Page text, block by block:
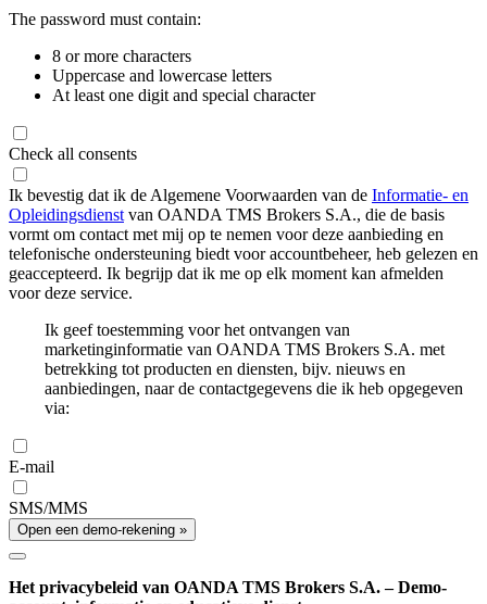
The password must contain:
8 or more characters
Uppercase and lowercase letters
At least one digit and special character
Check all consents
Ik bevestig dat ik de Algemene Voorwaarden van de Informatie- en
Opleidingsdienst van OANDA TMS Brokers S.A., die de basis
vormt om contact met mij op te nemen voor deze aanbieding en
telefonische ondersteuning biedt voor accountbeheer, heb gelezen en
geaccepteerd. Ik begrijp dat ik me op elk moment kan afmelden
voor deze service.
Ik geef toestemming voor het ontvangen van
marketinginformatie van OANDA TMS Brokers S.A. met
betrekking tot producten en diensten, bijv. nieuws en
aanbiedingen, naar de contactgegevens die ik heb opgegeven
via:
E-mail
SMS/MMS
Open een demo-rekening »
Het privacybeleid van OANDA TMS Brokers S.A. – Demo-